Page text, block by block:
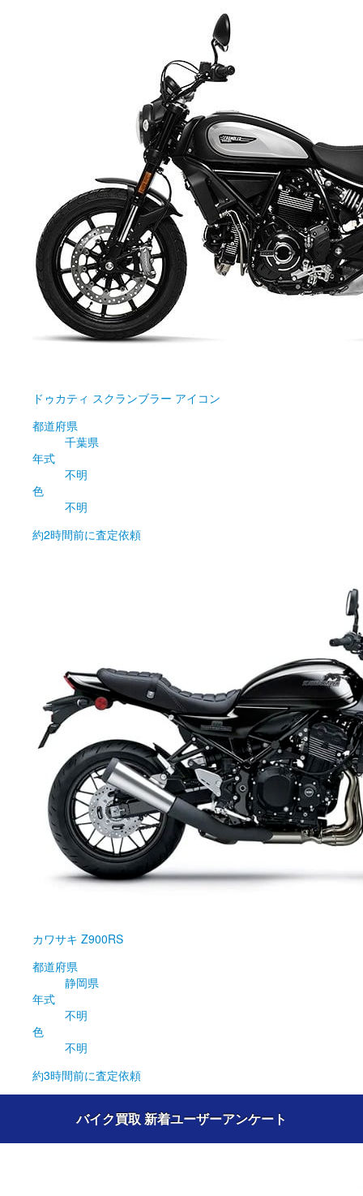
ドゥカティ スクランブラー アイコン
都道府県
千葉県
年式
不明
色
不明
約2時間前に査定依頼
カワサキ Z900RS
都道府県
静岡県
年式
不明
色
不明
約3時間前に査定依頼
バイク買取 新着ユーザーアンケート